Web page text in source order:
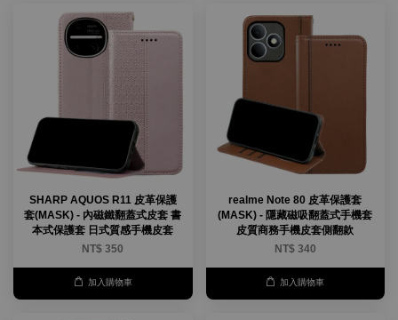
SHARP AQUOS R11 皮革保護
套(MASK) - 內磁鐵翻蓋式皮套 書
本式保護套 日式質感手機皮套
NT$ 350
加入購物車
realme Note 80 皮革保護套
(MASK) - 隱藏磁吸翻蓋式手機套
皮質商務手機皮套側翻款
NT$ 340
加入購物車